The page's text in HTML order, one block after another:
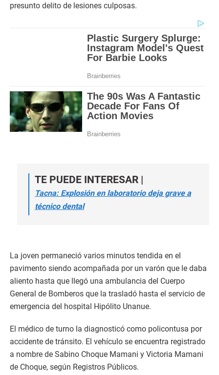
presunto delito de lesiones culposas.
TE PUEDE INTERESAR |
Tacna: Explosión en laboratorio deja grave a
técnico dental
La joven permaneció varios minutos tendida en el
pavimento siendo acompañada por un varón que le daba
aliento hasta que llegó una ambulancia del Cuerpo
General de Bomberos que la trasladó hasta el servicio de
emergencia del hospital Hipólito Unanue.
El médico de turno la diagnosticó como policontusa por
accidente de tránsito. El vehículo se encuentra registrado
a nombre de Sabino Choque Mamani y Victoria Mamani
de Choque, según Registros Públicos.